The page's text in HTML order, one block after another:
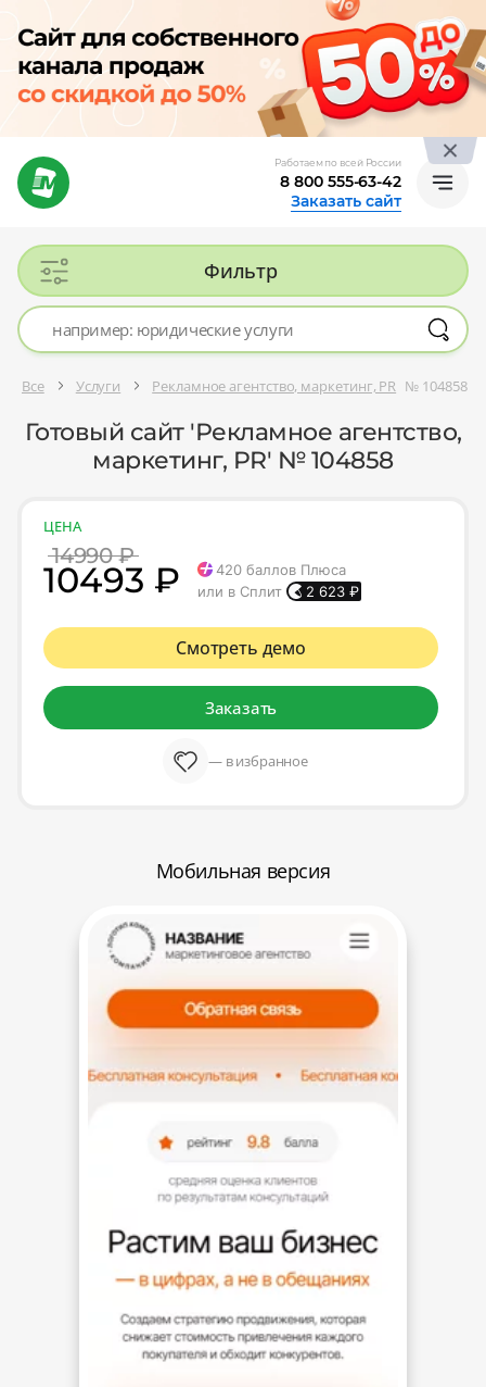
Работаем по всей России
8 800 555-63-42
Заказать сайт
Фильтр
Все Услуги Рекламное агентство, маркетинг, PR № 104858
Готовый сайт 'Рекламное агентство,
маркетинг, PR' № 104858
ЦЕНА
14990 ₽
10493 ₽ 420 баллов Плюса
или в Сплит
2 623 ₽
Смотреть демо
Заказать
— в избранное
Мобильная версия